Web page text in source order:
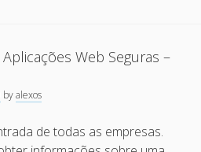
Web Seguras –
byalexos
de todas as empresas.